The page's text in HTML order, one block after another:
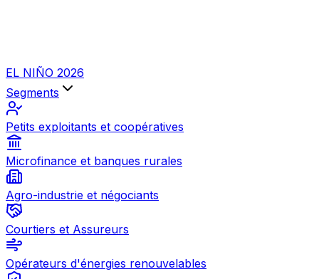
EL NIÑO 2026
Segments
Petits exploitants et coopératives
Microfinance et banques rurales
Agro-industrie et négociants
Courtiers et Assureurs
Opérateurs d'énergies renouvelables